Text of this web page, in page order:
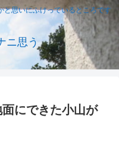
と思いにふけっているところです
ニ思う
にできた小山が